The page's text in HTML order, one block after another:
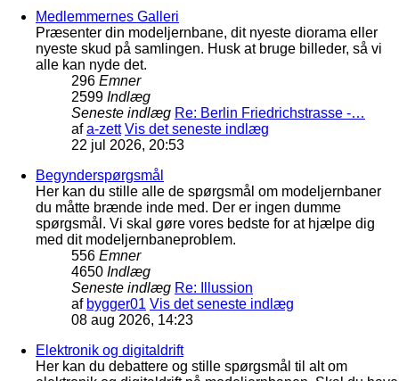
Medlemmernes Galleri
Præsenter din modeljernbane, dit nyeste diorama eller
nyeste skud på samlingen. Husk at bruge billeder, så vi
alle kan nyde det.
296 Emner
2599 Indlæg
Seneste indlæg Re: Berlin Friedrichstrasse -…
afa-zett Vis det seneste indlæg
22 jul 2026, 20:53
Begynderspørgsmål
Her kan du stille alle de spørgsmål om modeljernbaner
du måtte brænde inde med. Der er ingen dumme
spørgsmål. Vi skal gøre vores bedste for at hjælpe dig
med dit modeljernbaneproblem.
556 Emner
4650 Indlæg
Seneste indlæg Re: Illussion
af bygger01 Vis det seneste indlæg
08 aug 2026, 14:23
Elektronik og digitaldrift
Her kan du debattere og stille spørgsmål til alt om